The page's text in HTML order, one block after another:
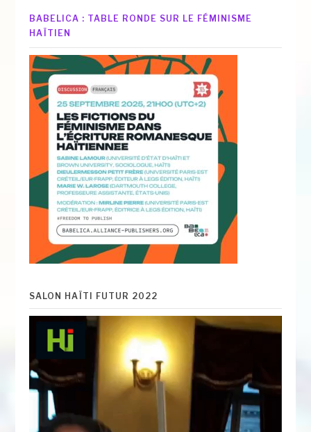
BABELICA : TABLE RONDE SUR LE FÉMINISME
HAÏTIEN
SALON HAÏTI FUTUR 2022